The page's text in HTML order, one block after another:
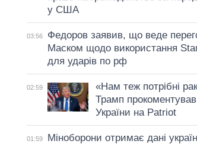
у США
03:56
Федоров заявив, що веде
Маском щодо використання
для ударів по рф
02:59
«Нам теж потрібні
Трамп
України на Patriot
01:59
Міноборони отримає дані